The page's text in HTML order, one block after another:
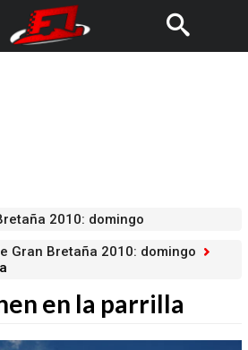
2010: domingo
Gran Bretaña 2010: domingo
en la parrilla